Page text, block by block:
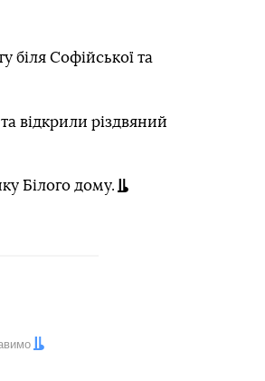
біля Софійської та
відкрили різдвяний
Білого дому.